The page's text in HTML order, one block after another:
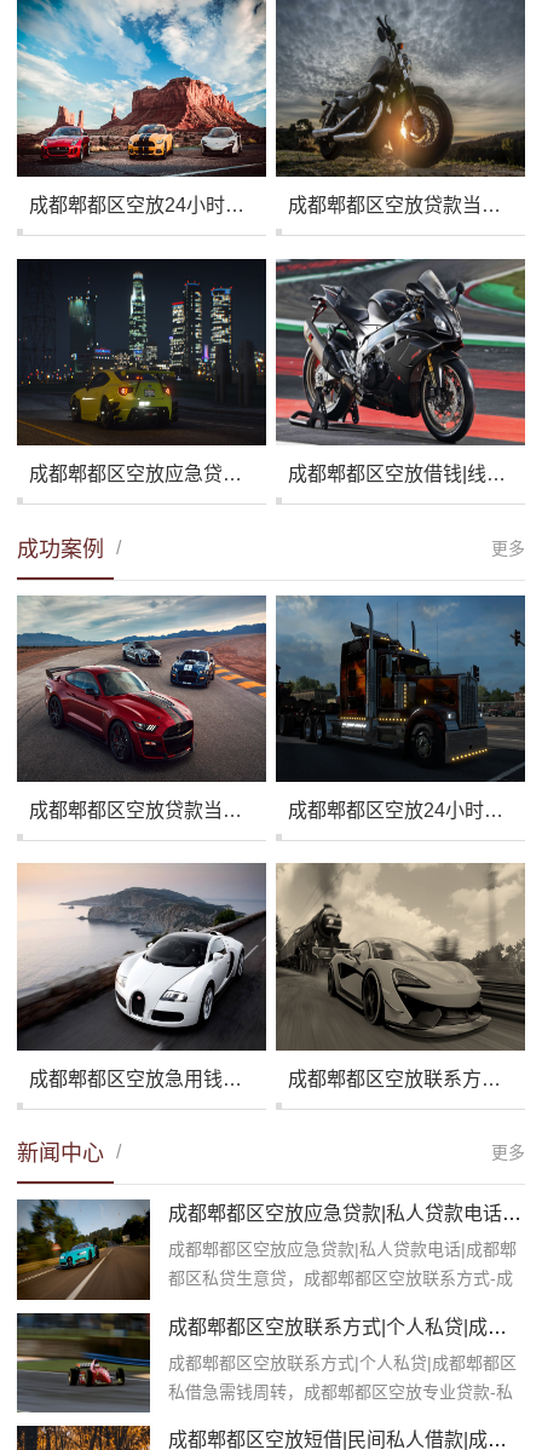
成都郫都区空放24小时上门|生意借钱周转|成都郫都区私借贷款 成都郫都区空放贷款当天放款|24小时个人借钱|成都郫都区私借放款
成都郫都区空放应急贷款|个人快速贷款|成都郫都区私人放款公司 成都郫都区空放借钱|线下私贷|成都郫都区短借周转
成功案例 / 更多
成都郫都区空放贷款当天放款|个人借钱周转|成都郫都区外地人私贷 成都郫都区空放24小时上门|私人借款电话号码|成都郫都区私贷生意贷
成都郫都区空放急用钱贷款|私人上门借款|成都郫都区零用贷生意贷 成都郫都区空放联系方式|私人贷款电话|成都郫都区私人快速借钱
新闻中心 / 更多
成都郫都区空放应急贷款|私人贷款电话|成都郫都区私贷生意贷
成都郫都区空放应急贷款|私人贷款电话|成都郫
都区私贷生意贷，成都郫都区空放联系方式-成
成都郫都区空放联系方式|个人私贷|成都郫都区私借急需钱周转
成都郫都区空放联系方式|个人私贷|成都郫都区
私借急需钱周转，成都郫都区空放专业贷款-私
成都郫都区空放短借|民间私人借款|成都郫都区纯私人放款